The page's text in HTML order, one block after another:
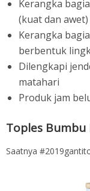
Kerangka
(kuat dan awet)
Kerangka
berbentuk
Dilengkapi
matahari
Produk jam
Toples Bumbu
Saatnya